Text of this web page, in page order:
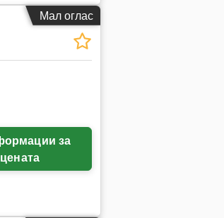
Мал оглас
цената